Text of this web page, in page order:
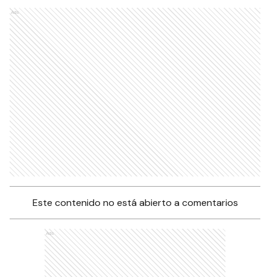
Ads
Este contenido no está abierto a comentarios
Ads